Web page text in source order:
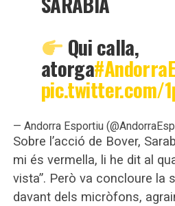
Qui calla,
atorga
pic.twitter.com/
— Andorra Esportiu
Sobre l’acció de Bover,
mi és vermella, li he dit al
vista”. Però va concloure la
davant dels micròfons,